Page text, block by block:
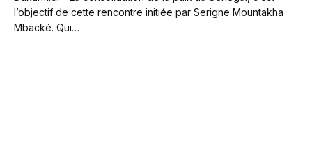
l’objectif de cette rencontre initiée par Serigne Mountakha
Mbacké. Qui…